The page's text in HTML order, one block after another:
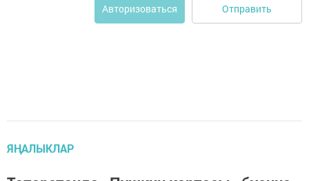
Авторизоваться Отправить
ЯҢАЛЫКЛАР